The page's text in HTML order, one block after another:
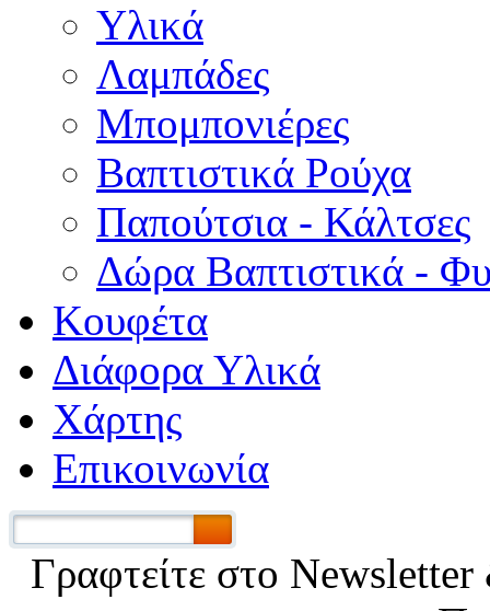
Υλικά
Λαμπάδες
Μπομπονιέρες
Βαπτιστικά Ρούχα
Παπούτσια - Κάλτσες
Δώρα Βαπτιστικά -
Κουφέτα
Διάφορα Υλικά
Χάρτης
Επικοινωνία
Γραφτείτε στο Νewsletter